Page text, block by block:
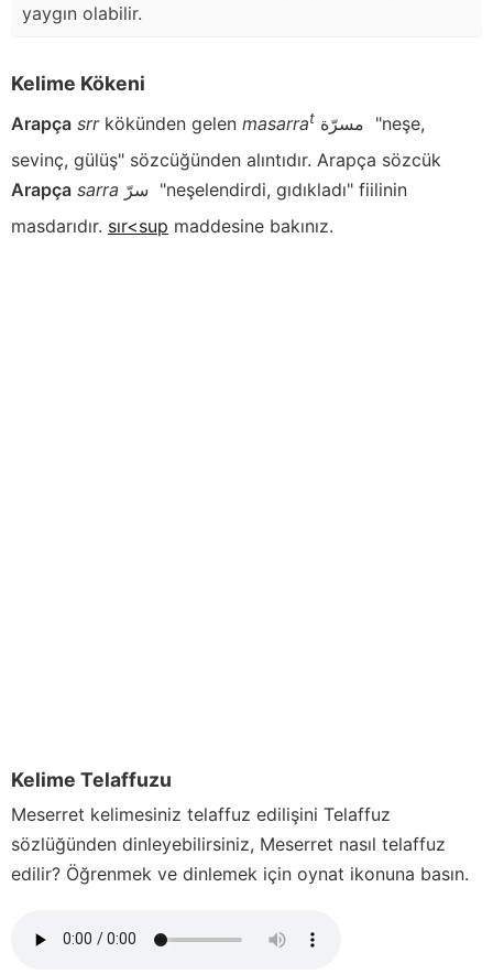
yaygın olabilir.
Kelime Kökeni
Arapça srrkökünden gelen masarrat
"neşe,
sevinç, gülüş" sözcüğünden alıntıdır. Arapça sözcük
Arapça sarra
"neşelendirdi, gıdıkladı" fiilinin
masdarıdır. sır<sup maddesine bakınız.
Kelime Telaffuzu
Meserret kelimesiniz telaffuz edilişini Telaffuz
sözlüğünden dinleyebilirsiniz, Meserret nasıl telaffuz
edilir? Öğrenmek ve dinlemek için oynat ikonuna basın.